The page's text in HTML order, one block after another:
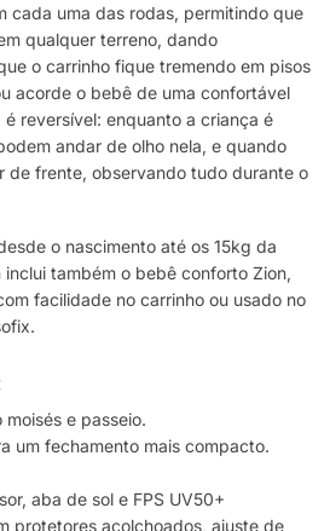
cada uma das rodas, permitindo que
qualquer terreno, dando
o carrinho fique tremendo em pisos
acorde o bebê de uma confortável
é reversível: enquanto a criança é
andar de olho nela, e quando
de frente, observando tudo durante o
o nascimento até os 15kg da
também o bebê conforto Zion,
facilidade no carrinho ou usado no
e passeio.
um fechamento mais compacto.
aba de sol e FPS UV50+
protetores acolchoados, ajuste de